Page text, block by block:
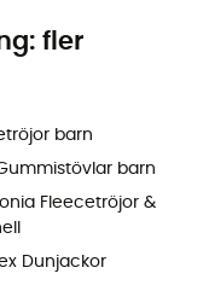
fler
barn
barn
Fleecetröjor &
Dunjackor